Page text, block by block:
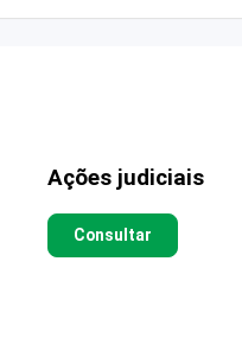
Ações judiciais
Consultar